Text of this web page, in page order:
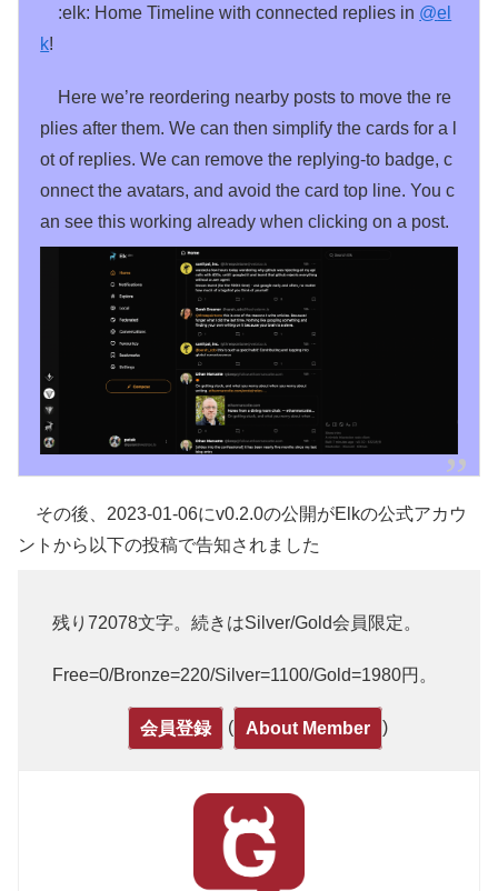
:elk: Home Timeline with connected replies in @el
k!
Here we’re reordering nearby posts to move the re
plies after them. We can then simplify the cards for a l
ot of replies. We can remove the replying-to badge, c
onnect the avatars, and avoid the card top line. You c
an see this working already when clicking on a post.
その後、2023-01-06にv0.2.0の公開がElkの公式アカウ
ントから以下の投稿で告知されました
残り72078文字。続きはSilver/Gold会員限定。
Free=0/Bronze=220/Silver=1100/Gold=1980円。
会員登録 ( About Member )